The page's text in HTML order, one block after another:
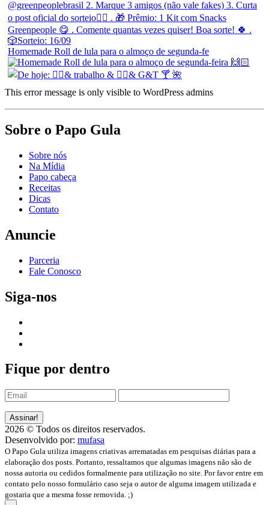
Homemade Roll de lula para o almoço de segunda-fe
This error message is only visible to WordPress admins
Sobre o Papo Gula
Sobre nós
Na Mídia
Papo cabeça
Receitas
Dicas
Contato
Anuncie
Parceria
Fale Conosco
Siga-nos
Fique por dentro
2026 © Todos os direitos reservados.
Desenvolvido por: mufasa
O Papo Gula utiliza imagens criativas arrematadas em pesquisas diárias para a
elaboração dos posts. Portanto, ressaltamos que algumas imagens não são de
nossa autoria ou cedidos formalmente para utilização no site. Por favor entre em
contato pelo nosso formulário caso seja o autor de alguma imagem utilizada e
gostaria que a mesma fosse removida. ;)